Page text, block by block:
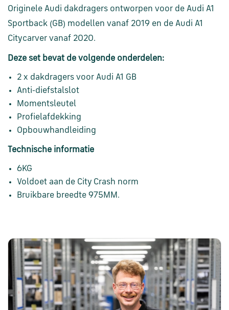
Bestellen
en
betalen
Levering
en
verzending
Retourinformatie
Originele Audi dakdragers ontworpen voor de Audi A1
Sportback (GB) modellen vanaf 2019 en de Audi A1
Citycarver vanaf 2020.
Deze set bevat de volgende onderdelen:
2 x dakdragers voor Audi A1 GB
Anti-diefstalslot
Momentsleutel
Profielafdekking
Opbouwhandleiding
Technische informatie
6KG
Voldoet aan de City Crash norm
Bruikbare breedte 975MM.